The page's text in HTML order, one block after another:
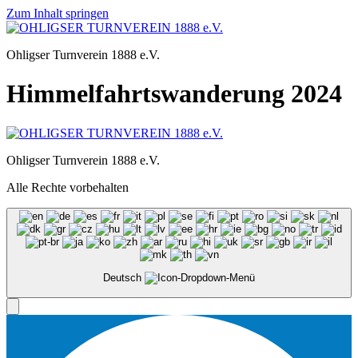
Zum Inhalt springen
Ohligser Turnverein 1888 e.V.
Himmelfahrtswanderung 2024
Ohligser Turnverein 1888 e.V.
Alle Rechte vorbehalten
Deutsch